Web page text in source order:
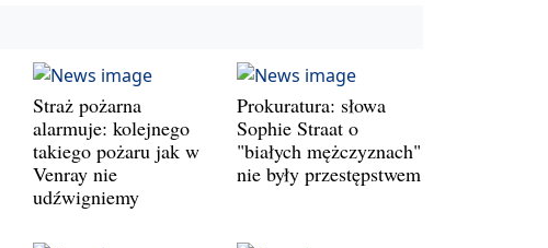
Straż pożarna
alarmuje: kolejnego
takiego pożaru jak w
Venray nie
udźwigniemy
Prokuratura: słowa
Sophie Straat o
"białych mężczyznach"
nie były przestępstwem